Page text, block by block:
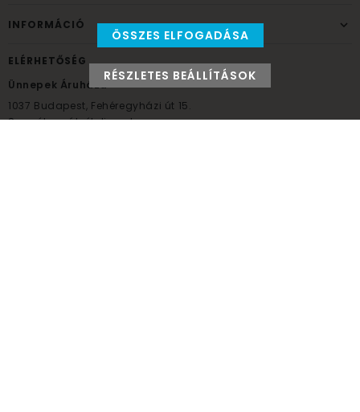
INFORMÁCIÓ
ELÉRHETŐSÉG
Ünnepek Áruháza
1037 Budapest, Fehéregyházi út 15.
Személyes átvételi pont
ÖSSZES ELFOGADÁSA
RÉSZLETES BEÁLLÍTÁSOK